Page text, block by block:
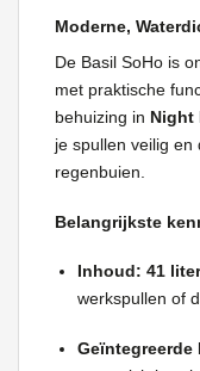
Moderne,
De Basil SoHo is
met praktische
behuizing in Night
je spullen veilig
regenbuien.
Belangrijkste
Inhoud: 41 liter
werkspullen of